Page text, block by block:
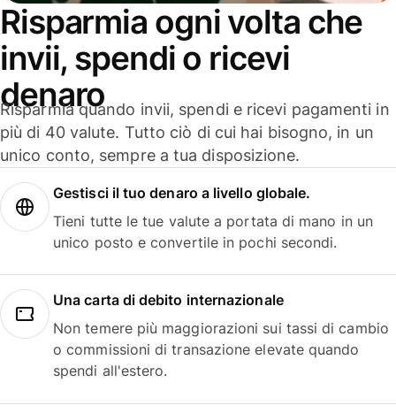
Risparmia ogni volta che
invii, spendi o ricevi
denaro
Risparmia quando invii, spendi e ricevi pagamenti in
più di 40 valute. Tutto ciò di cui hai bisogno, in un
unico conto, sempre a tua disposizione.
Gestisci il tuo denaro a livello globale.
Tieni tutte le tue valute a portata di mano in un
unico posto e convertile in pochi secondi.
Una carta di debito internazionale
Non temere più maggiorazioni sui tassi di cambio
o commissioni di transazione elevate quando
spendi all'estero.